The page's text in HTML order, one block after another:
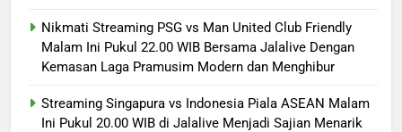
Nikmati Streaming PSG vs Man United Club Friendly
Malam Ini Pukul 22.00 WIB Bersama Jalalive Dengan
Kemasan Laga Pramusim Modern dan Menghibur
Streaming Singapura vs Indonesia Piala ASEAN Malam
Ini Pukul 20.00 WIB di Jalalive Menjadi Sajian Menarik